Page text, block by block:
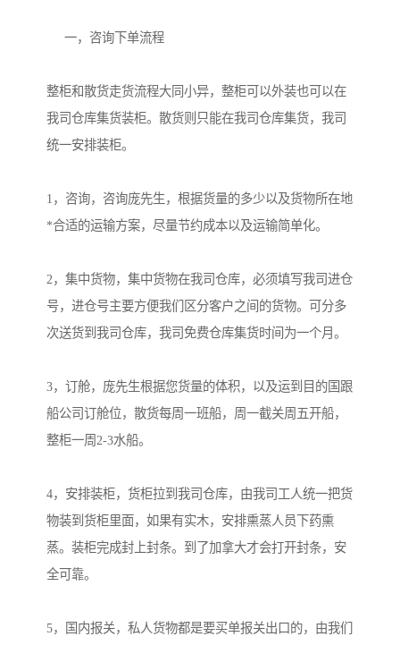
整柜和散货走货流程大同小异，整柜可以外装也可以在
我司仓库集货装柜。散货则只能在我司仓库集货，我司
统一安排装柜。
1，咨询，咨询庞先生，根据货量的多少以及货物所在地
*合适的运输方案，尽量节约成本以及运输简单化。
2，集中货物，集中货物在我司仓库，必须填写我司进仓
号，进仓号主要方便我们区分客户之间的货物。可分多
次送货到我司仓库，我司免费仓库集货时间为一个月。
3，订舱，庞先生根据您货量的体积，以及运到目的国跟
船公司订舱位，散货每周一班船，周一截关周五开船，
整柜一周2-3水船。
4，安排装柜，货柜拉到我司仓库，由我司工人统一把货
物装到货柜里面，如果有实木，安排熏蒸人员下药熏
蒸。装柜完成封上封条。到了加拿大才会打开封条，安
全可靠。
5，国内报关，私人货物都是要买单报关出口的，由我们